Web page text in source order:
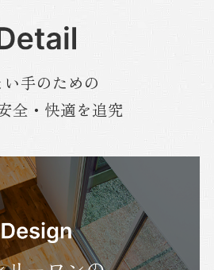
手のための
全・快適を追究